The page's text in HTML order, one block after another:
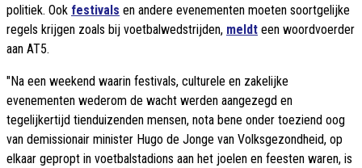
politiek. Ook festivals en andere evenementen moeten soortgelijke
regels krijgen zoals bij voetbalwedstrijden, meldt een woordvoerder
aan AT5.
"Na een weekend waarin festivals, culturele en zakelijke
evenementen wederom de wacht werden aangezegd en
tegelijkertijd tienduizenden mensen, nota bene onder toeziend oog
van demissionair minister Hugo de Jonge van Volksgezondheid, op
elkaar gepropt in voetbalstadions aan het joelen en feesten waren, is